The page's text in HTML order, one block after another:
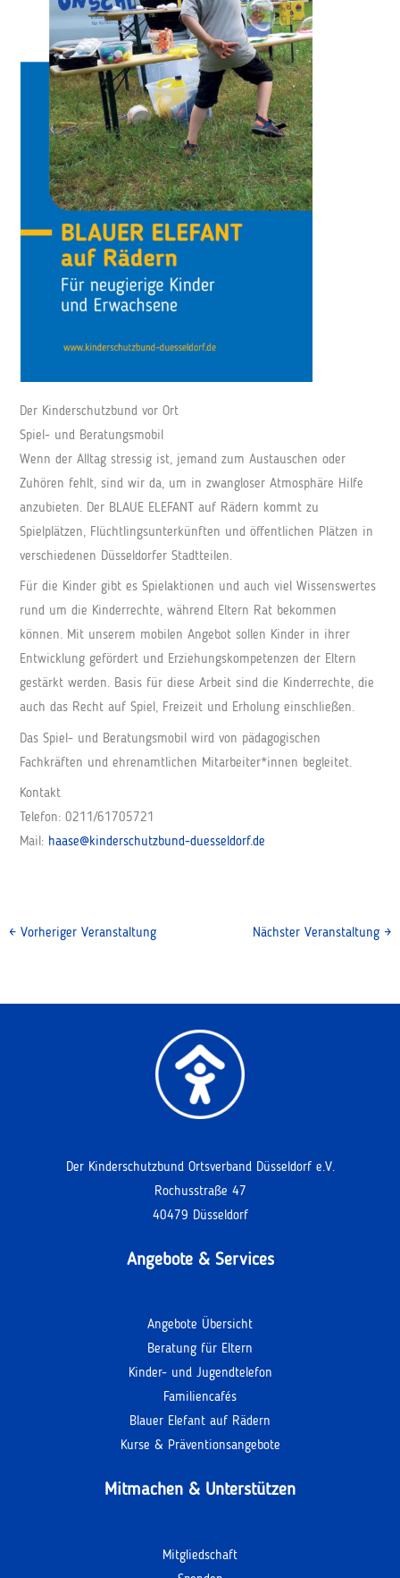
Der Kinderschutzbund vor Ort
Spiel- und Beratungsmobil
Wenn der Alltag stressig ist, jemand zum Austauschen oder
Zuhören fehlt, sind wir da, um in zwangloser Atmosphäre Hilfe
anzubieten. Der BLAUE ELEFANT auf Rädern kommt zu
Spielplätzen, Flüchtlingsunterkünften und öffentlichen Plätzen in
verschiedenen Düsseldorfer Stadtteilen.
Für die Kinder gibt es Spielaktionen und auch viel Wissenswertes
rund um die Kinderrechte, während Eltern Rat bekommen
können. Mit unserem mobilen Angebot sollen Kinder in ihrer
Entwicklung gefördert und Erziehungskompetenzen der Eltern
gestärkt werden. Basis für diese Arbeit sind die Kinderrechte, die
auch das Recht auf Spiel, Freizeit und Erholung einschließen.
Das Spiel- und Beratungsmobil wird von pädagogischen
Fachkräften und ehrenamtlichen Mitarbeiter*innen begleitet.
Kontakt
Telefon: 0211/61705721
Mail: haase@kinderschutzbund-duesseldorf.de
←Vorheriger Veranstaltung Nächster Veranstaltung →
Der Kinderschutzbund Ortsverband Düsseldorf e.V.
Rochusstraße 47
40479 Düsseldorf
Angebote & Services
Angebote Übersicht
Beratung für Eltern
Kinder- und Jugendtelefon
Familiencafés
Blauer Elefant auf Rädern
Kurse & Präventionsangebote
Mitmachen & Unterstützen
Mitgliedschaft